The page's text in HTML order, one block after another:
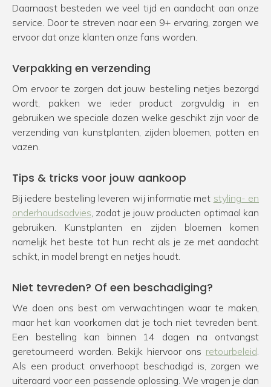
Daarnaast besteden we veel tijd en aandacht aan onze
service. Door te streven naar een 9+ ervaring, zorgen we
ervoor dat onze klanten onze fans worden.
Verpakking en verzending
Om ervoor te zorgen dat jouw bestelling netjes bezorgd
wordt, pakken we ieder product zorgvuldig in en
gebruiken we speciale dozen welke geschikt zijn voor de
verzending van kunstplanten, zijden bloemen, potten en
vazen.
Tips & tricks voor jouw aankoop
Bij iedere bestelling leveren wij informatie met styling- en
onderhoudsadvies , zodat je jouw producten optimaal kan
gebruiken. Kunstplanten en zijden bloemen komen
namelijk het beste tot hun recht als je ze met aandacht
schikt, in model brengt en netjes houdt.
Niet tevreden? Of een beschadiging?
We doen ons best om verwachtingen waar te maken,
maar het kan voorkomen dat je toch niet tevreden bent.
Een bestelling kan binnen 14 dagen na ontvangst
geretourneerd worden. Bekijk hiervoor ons retourbeleid
Als een product onverhoopt beschadigd is, zorgen we
uiteraard voor een passende oplossing. We vragen je dan